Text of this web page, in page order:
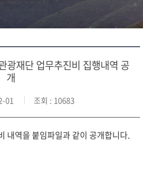
광재단 업무추진비 집행내역 공
개
01 조회 : 10683
내역을 붙임파일과 같이 공개합니다.